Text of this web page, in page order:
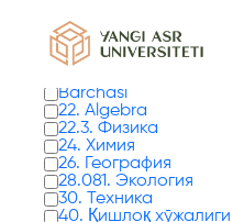
Barchasi
22. Algebra
22.3. Физика
24. Химия
26. География
28.081. Экология
30. Техника
40. Қишлоқ хўжалиги